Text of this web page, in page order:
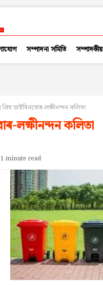
সম্পাদনা সমিতি সম্পাদকীয়
ডাষ্টবিনবোৰ-লক্ষীনন্দন কলিতা
লক্ষীনন্দন কলিতা
1 minute read